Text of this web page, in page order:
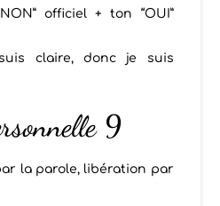
officiel + ton “OUI”
claire, donc je suis
9
la parole, libération par